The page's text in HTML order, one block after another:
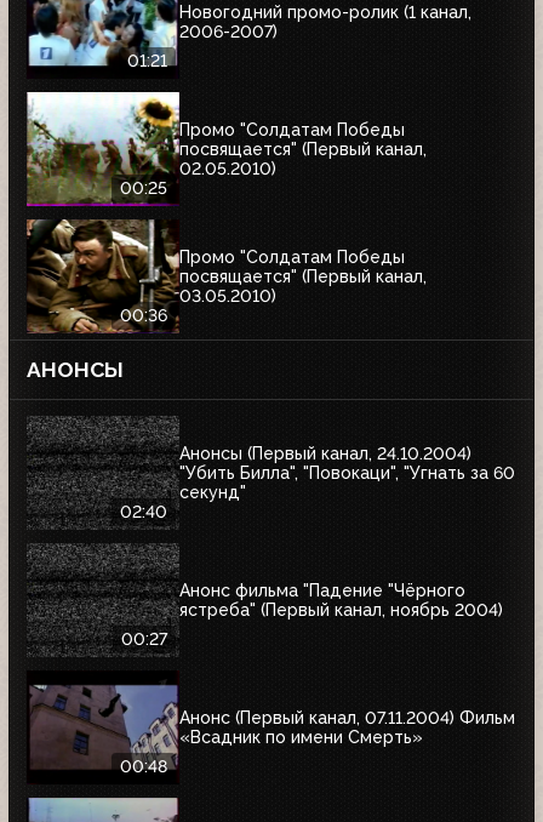
01:21
Новогодний промо-ролик (1 канал,
2006-2007)
00:25
Промо "Солдатам Победы
посвящается" (Первый канал,
02.05.2010)
00:36
Промо "Солдатам Победы
посвящается" (Первый канал,
03.05.2010)
АНОНСЫ
02:40
Анонсы (Первый канал, 24.10.2004)
"Убить Билла", "Повокаци", "Угнать за 60
секунд"
00:27
Анонс фильма "Падение "Чёрного
ястреба" (Первый канал, ноябрь 2004)
00:48
Анонс (Первый канал, 07.11.2004) Фильм
«Всадник по имени Смерть»